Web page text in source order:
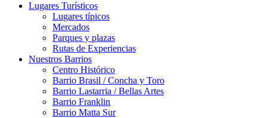
Lugares Turísticos
Lugares tí­picos
Mercados
Parques y plazas
Rutas de Experiencias
Nuestros Barrios
Centro Histórico
Barrio Brasil / Concha y Toro
Barrio Lastarria / Bellas Artes
Barrio Franklin
Barrio Matta Sur